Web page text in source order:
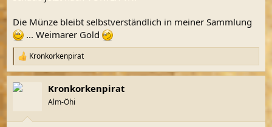
Die Münze bleibt selbstverständlich in meiner Sammlung
... Weimarer Gold
R
e
a
k
Kronkorkenpirat
Kronkorkenpirat
Alm-Öhi